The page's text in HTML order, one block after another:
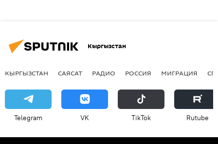
Кыргызстан
КЫРГЫЗСТАН САЯСАТ РАДИО РОССИЯ МИГРАЦИЯ
Telegram VK ТikТоk Rutube